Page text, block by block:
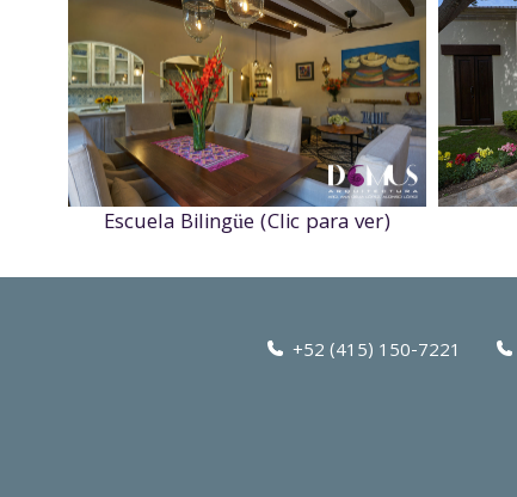
Escuela Bilingüe (Clic para ver)
+52 (415) 150-7221